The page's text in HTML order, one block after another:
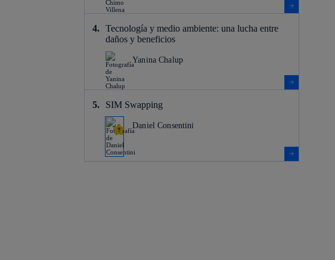
Tecnología y medio ambiente: una lucha entre
daños y beneficios
Yanina Chalup
SIM Swapping
Daniel Consentini